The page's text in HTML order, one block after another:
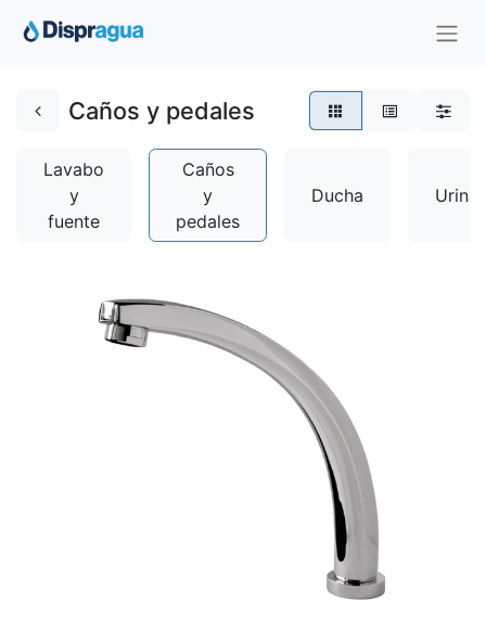
Caños y pedales
Lavabo
y
fuente
Caños
y
pedales
Ducha